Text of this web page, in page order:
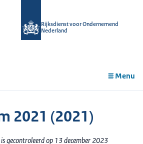
Rijksdienst voor Ondernemend
Nederland
Menu
2021 (2021)
gecontroleerd op 13 december 2023